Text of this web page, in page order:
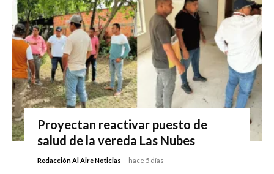
Proyectan reactivar puesto de
salud de la vereda Las Nubes
Redacción Al Aire Noticias - hace 5 días